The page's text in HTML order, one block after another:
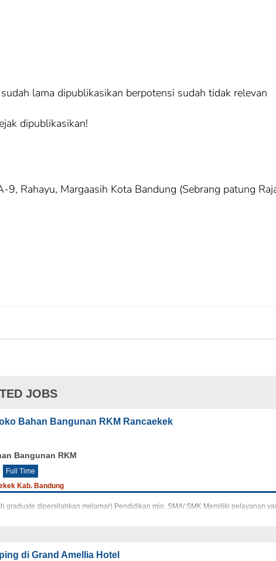
lama dipublikasikan berpotensi sudah tidak relevan
dipublikasikan!
Rahayu, Margaasih Kota Bandung (Sebrang patung
JOBS
Bahan Bangunan RKM Rancaekek
Bangunan RKM
Full Time
Kab. Bandung
dipersilahkan melamar) Pendidikan min. SMA/ SMK Memiliki pelayanan
di Grand Amellia Hotel